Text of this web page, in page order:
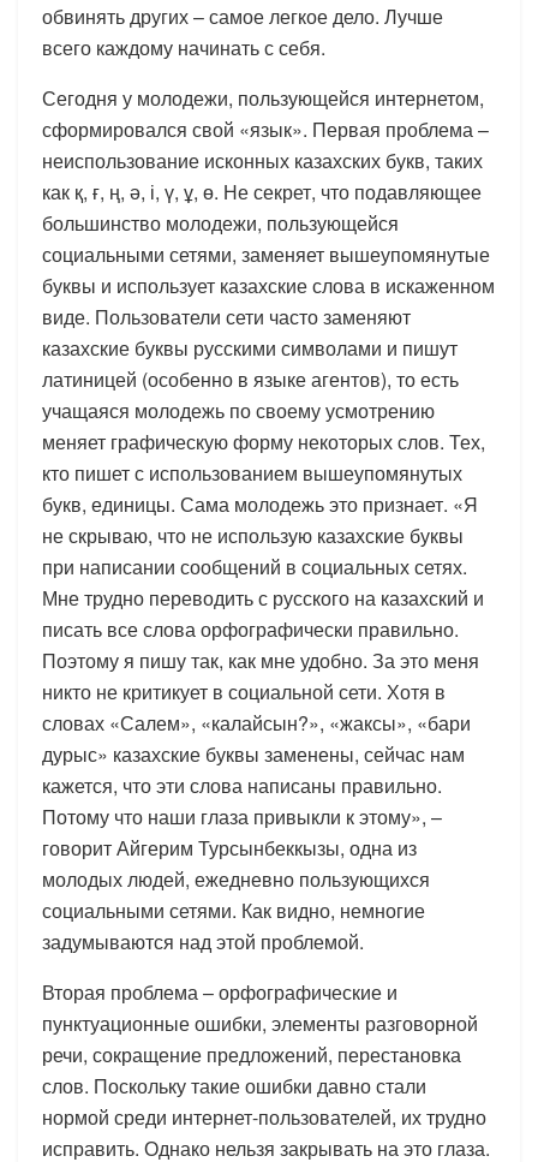
обвинять других – самое легкое дело. Лучше
всего каждому начинать с себя.
Сегодня у молодежи, пользующейся интернетом,
сформировался свой «язык». Первая проблема –
неиспользование исконных казахских букв, таких
как қ, ғ, ң, ә, і, ү, ұ, ө. Не секрет, что подавляющее
большинство молодежи, пользующейся
социальными сетями, заменяет вышеупомянутые
буквы и использует казахские слова в искаженном
виде. Пользователи сети часто заменяют
казахские буквы русскими символами и пишут
латиницей (особенно в языке агентов), то есть
учащаяся молодежь по своему усмотрению
меняет графическую форму некоторых слов. Тех,
кто пишет с использованием вышеупомянутых
букв, единицы. Сама молодежь это признает. «Я
не скрываю, что не использую казахские буквы
при написании сообщений в социальных сетях.
Мне трудно переводить с русского на казахский и
писать все слова орфографически правильно.
Поэтому я пишу так, как мне удобно. За это меня
никто не критикует в социальной сети. Хотя в
словах «Салем», «калайсын?», «жаксы», «бари
дурыс» казахские буквы заменены, сейчас нам
кажется, что эти слова написаны правильно.
Потому что наши глаза привыкли к этому», –
говорит Айгерим Турсынбеккызы, одна из
молодых людей, ежедневно пользующихся
социальными сетями. Как видно, немногие
задумываются над этой проблемой.
Вторая проблема – орфографические и
пунктуационные ошибки, элементы разговорной
речи, сокращение предложений, перестановка
слов. Поскольку такие ошибки давно стали
нормой среди интернет-пользователей, их трудно
исправить. Однако нельзя закрывать на это глаза.